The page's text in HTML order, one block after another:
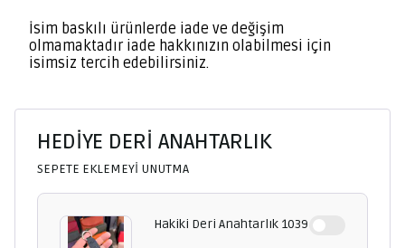
İsim baskılı ürünlerde iade ve değişim
olmamaktadır iade hakkınızın olabilmesi için
isimsiz tercih edebilirsiniz.
HEDİYE DERİ ANAHTARLIK
SEPETE EKLEMEYİ UNUTMA
Hakiki Deri Anahtarlık 1039